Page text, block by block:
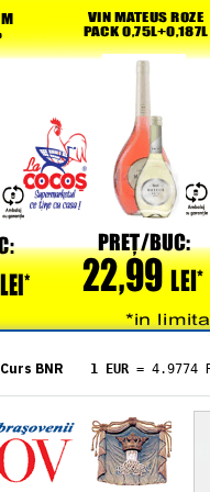
Curs BNR 1 EUR = 4.9774
= 5.8304
1 XAU= 464.4611
1 AED= 1.1933
1 AUD= 2.7957
1 BGN= 2.5449